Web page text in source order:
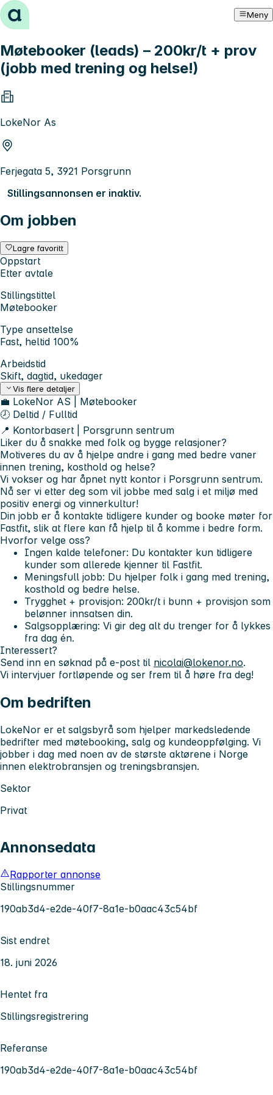
Hopp til innhold Meny
Møtebooker (leads) – 200kr/t + prov
(jobb med trening og helse!)
LokeNor As
Ferjegata 5, 3921 Porsgrunn
Stillingsannonsen er inaktiv.
Om jobben
Lagre favoritt
Oppstart
Etter avtale
Stillingstittel
Møtebooker
Type ansettelse
Fast, heltid 100%
Arbeidstid
Skift, dagtid, ukedager
Vis flere detaljer
💼 LokeNor AS | Møtebooker
🕗 Deltid / Fulltid
📍 Kontorbasert | Porsgrunn sentrum
Liker du å snakke med folk og bygge relasjoner?
Motiveres du av å hjelpe andre i gang med bedre vaner
innen trening, kosthold og helse?
Vi vokser og har åpnet nytt kontor i Porsgrunn sentrum.
Nå ser vi etter deg som vil jobbe med salg i et miljø med
positiv energi og vinnerkultur!
Din jobb er å kontakte tidligere kunder og booke møter for
Fastfit, slik at flere kan få hjelp til å komme i bedre form.
Hvorfor velge oss?
Ingen kalde telefoner: Du kontakter kun tidligere
kunder som allerede kjenner til Fastfit.
Meningsfull jobb: Du hjelper folk i gang med trening,
kosthold og bedre helse.
Trygghet + provisjon: 200kr/t i bunn + provisjon som
belønner innsatsen din.
Salgsopplæring: Vi gir deg alt du trenger for å lykkes
fra dag én.
Interessert?
Send inn en søknad på e-post til nicolai@lokenor.no.
Vi intervjuer fortløpende og ser frem til å høre fra deg!
Om bedriften
LokeNor er et salgsbyrå som hjelper markedsledende
bedrifter med møtebooking, salg og kundeoppfølging. Vi
jobber i dag med noen av de største aktørene i Norge
innen elektrobransjen og treningsbransjen.
Sektor
Privat
Annonsedata
Rapporter annonse
Stillingsnummer
190ab3d4-e2de-40f7-8a1e-b0aac43c54bf
Sist endret
18. juni 2026
Hentet fra
Stillingsregistrering
Referanse
190ab3d4-e2de-40f7-8a1e-b0aac43c54bf